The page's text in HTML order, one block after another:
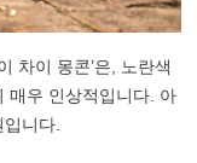
차이 몽콘’은, 노란색
매우 인상적입니다. 아
니다.